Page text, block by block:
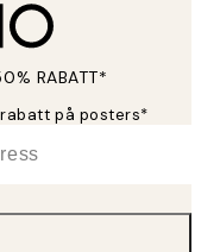
RABATT*
på posters*